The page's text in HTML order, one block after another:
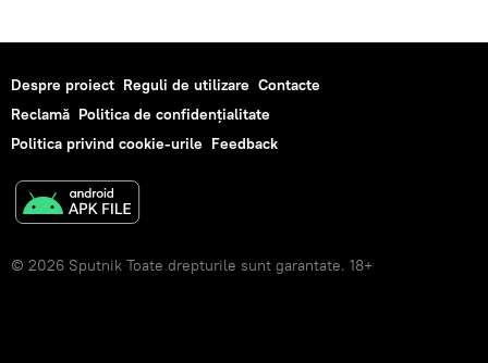
Despre proiect Reguli de utilizare Contacte
Reclamă Politica de confidențialitate
Politica privind cookie-urile Feedback
© 2026 Sputnik Toate drepturile sunt garantate. 18+